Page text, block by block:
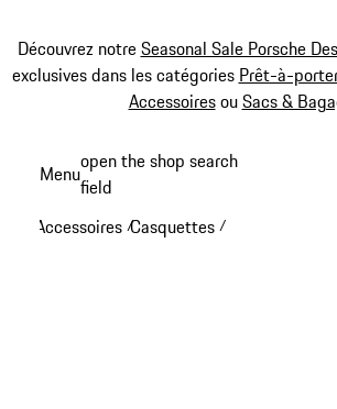
Découvrez notreSeasonal Sale Porsche
exclusives dans les catégories Prêt-à-
AccessoiresouSacs &
principal
Menuopen the shop search
field
Accessoires /Casquettes /